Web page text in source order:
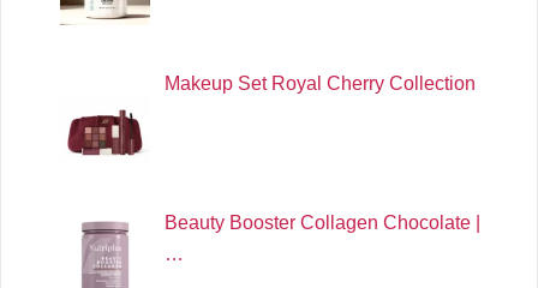
Makeup Set Royal Cherry Collection
Beauty Booster Collagen Chocolate |
…